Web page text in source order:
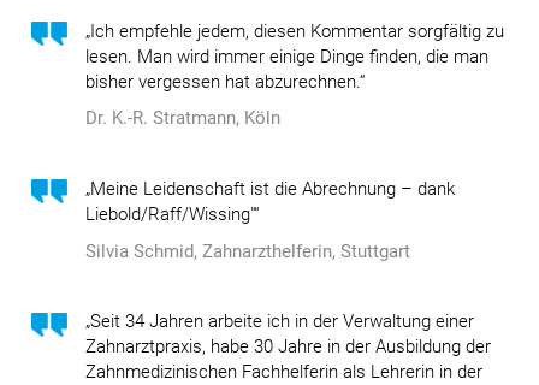
„Ich empfehle jedem, diesen Kommentar sorgfältig zu
lesen. Man wird immer einige Dinge finden, die man
bisher vergessen hat abzurechnen.“
Dr. K.-R. Stratmann, Köln
„Meine Leidenschaft ist die Abrechnung – dank
Liebold/Raff/Wissing"“
Silvia Schmid, Zahnarzthelferin, Stuttgart
„Seit 34 Jahren arbeite ich in der Verwaltung einer
Zahnarztpraxis, habe 30 Jahre in der Ausbildung der
Zahnmedizinischen Fachhelferin als Lehrerin in der